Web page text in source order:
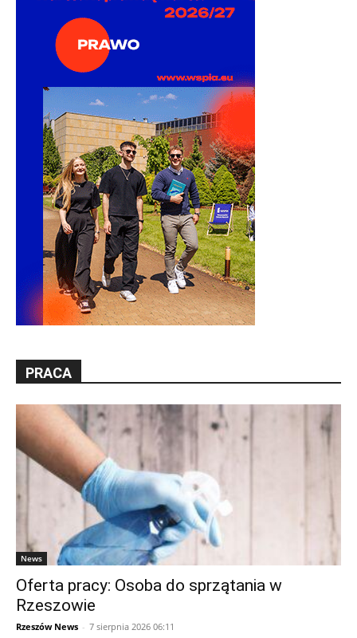
PRACA
News
Oferta pracy: Osoba do sprzątania w
Rzeszowie
Rzeszów News - 7 sierpnia 2026 06:11